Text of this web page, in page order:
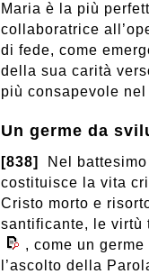
Maria è la più
collaboratrice
di fede, come
della sua carità
più consapevole
Un germe da
[838]
Nel
costituisce la vita
Cristo morto e
santificante, le virtù
, come un
l’ascolto della